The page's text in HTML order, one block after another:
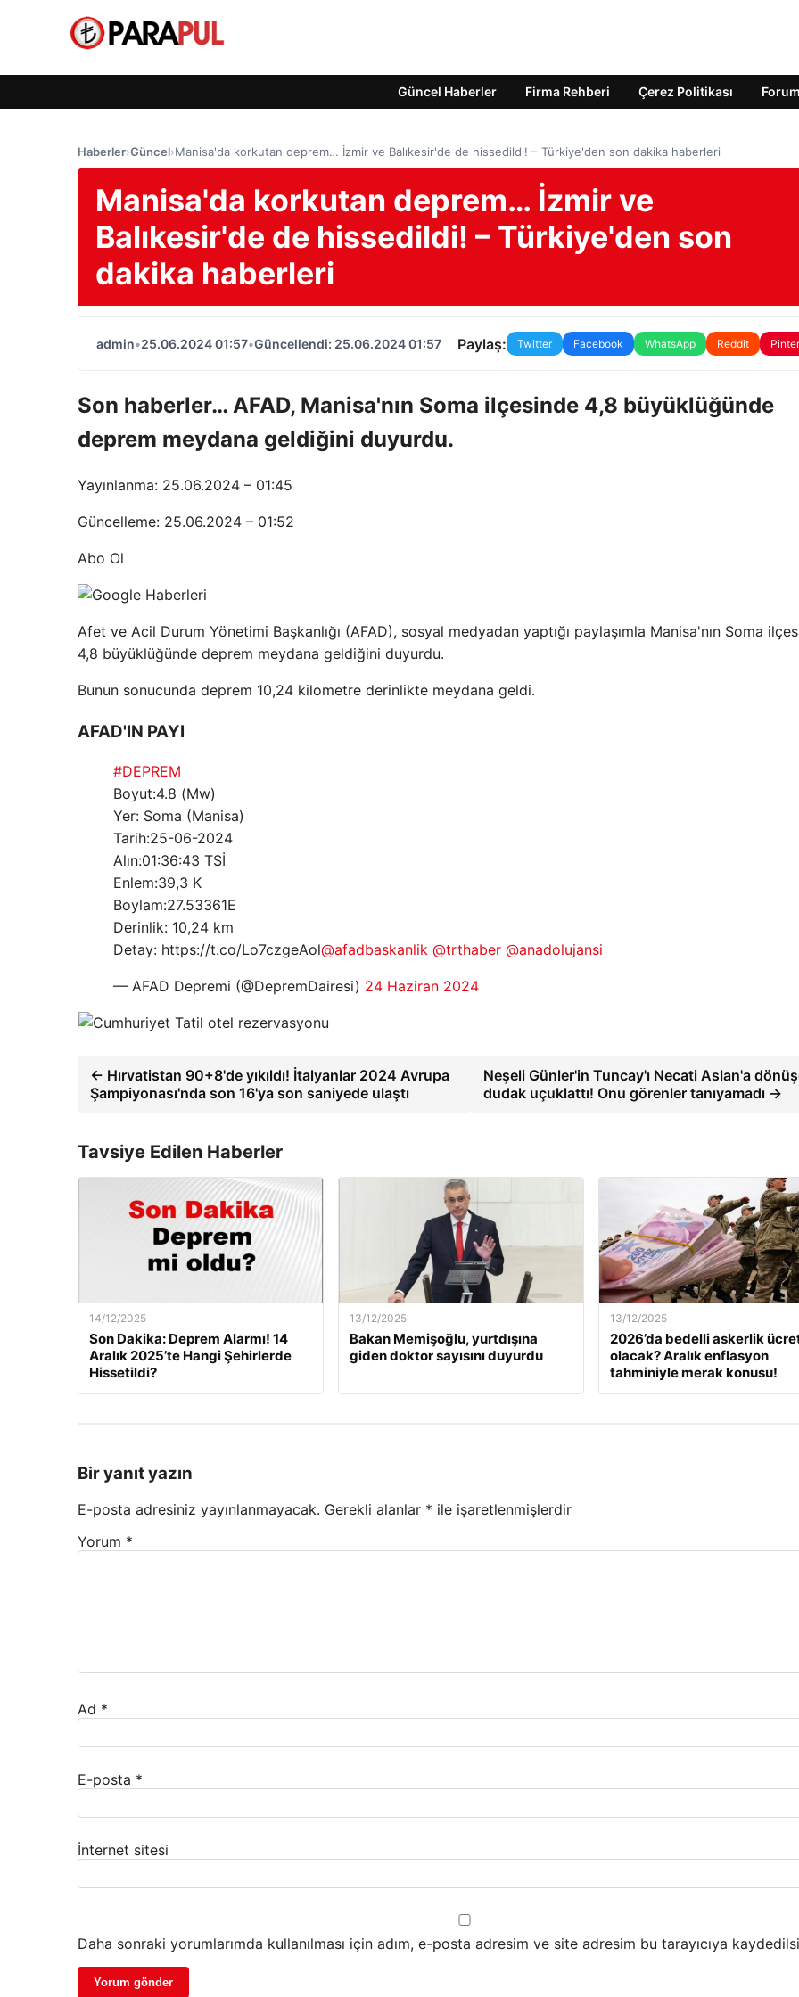
Güncel Haberler Firma Rehberi Çerez Politikası Forum
Haberler›Güncel›Manisa'da korkutan deprem… İzmir ve Balıkesir'de de hissedildi! – Türkiye'den son dakika haberleri
Manisa'da korkutan deprem… İzmir ve
Balıkesir'de de hissedildi! – Türkiye'den son
dakika haberleri
admin•25.06.2024 01:57•Güncellendi: 25.06.2024 01:57 Paylaş: Twitter Facebook WhatsApp Reddit
Son haberler… AFAD, Manisa'nın Soma ilçesinde 4,8 büyüklüğünde
deprem meydana geldiğini duyurdu.
Yayınlanma: 25.06.2024 – 01:45
Güncelleme: 25.06.2024 – 01:52
Abo Ol
Afet ve Acil Durum Yönetimi Başkanlığı (AFAD), sosyal medyadan yaptığı paylaşımla Manisa'nın Soma
4,8 büyüklüğünde deprem meydana geldiğini duyurdu.
Bunun sonucunda deprem 10,24 kilometre derinlikte meydana geldi.
AFAD'IN PAYI
#DEPREM
Boyut:4.8 (Mw)
Yer: Soma (Manisa)
Tarih:25-06-2024
Alın:01:36:43 TSİ
Enlem:39,3 K
Boylam:27.53361E
Derinlik: 10,24 km
Detay: https://t.co/Lo7czgeAol@afadbaskanlik @trthaber @anadolujansi
— AFAD Depremi (@DepremDairesi) 24 Haziran 2024
← Hırvatistan 90+8'de yıkıldı! İtalyanlar 2024 Avrupa
Şampiyonası'nda son 16'ya son saniyede ulaştı
Neşeli Günler'in Tuncay'ı Necati Aslan'a
dudak uçuklattı! Onu görenler tanıyamadı →
Tavsiye Edilen Haberler
14/12/2025
Son Dakika: Deprem Alarmı! 14
Aralık 2025’te Hangi Şehirlerde
Hissetildi?
13/12/2025
Bakan Memişoğlu, yurtdışına
giden doktor sayısını duyurdu
13/12/2025
2026’da bedelli askerlik
olacak? Aralık enflasyon
tahminiyle merak konusu!
Bir yanıt yazın
E-posta adresiniz yayınlanmayacak. Gerekli alanlar * ile işaretlenmişlerdir
Yorum *
Ad *
E-posta *
İnternet sitesi
Daha sonraki yorumlarımda kullanılması için adım, e-posta adresim ve site adresim bu tarayıcıya